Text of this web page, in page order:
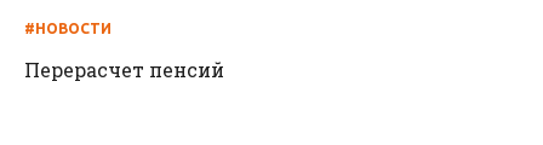
#НОВОСТИ
Перерасчет пенсий